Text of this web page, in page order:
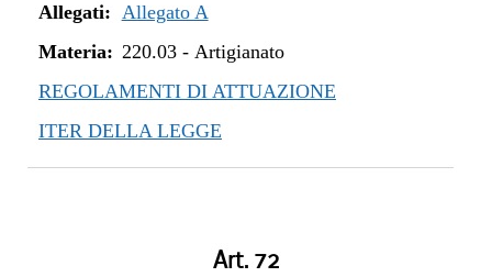
Allegati: Allegato A
Materia: 220.03- Artigianato
REGOLAMENTI DI ATTUAZIONE
ITER DELLA LEGGE
Art. 72